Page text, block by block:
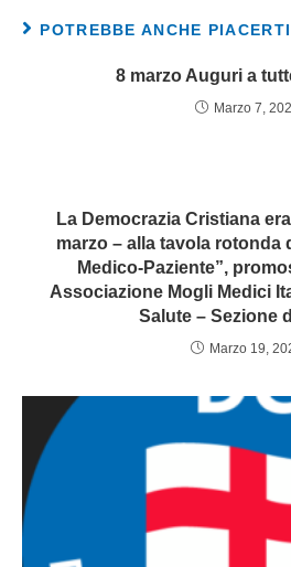
POTREBBE ANCHE PIACERTI
8 marzo Auguri a
Marzo 7,
La Democrazia Cristiana
marzo – alla tavola rotonda
Medico-Paziente”,
Associazione Mogli Medici
Salute – Sezione
Marzo 19,